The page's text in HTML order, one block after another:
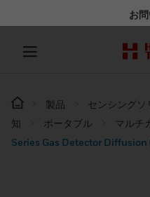
お
製品 センシングソ
知
ポータブル マルチ
Series Gas Detector Diffusion